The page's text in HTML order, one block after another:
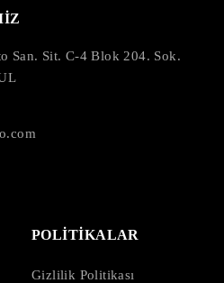
San. Sit. C-4 Blok 204. Sok.
POLİTİKALAR
Gizlilik Politikası